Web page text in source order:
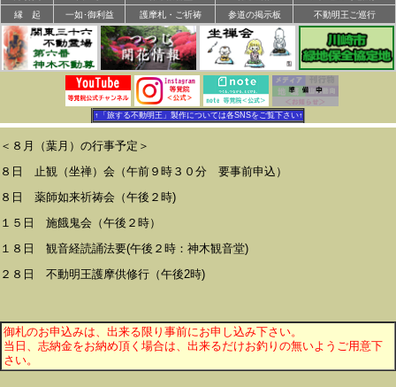
縁 起
一如･御利益 護摩札・ご祈祷 参道の掲示板 不動明王ご巡行
↑「旅する不動明王」製作については各SNSをご覧下さい↑
＜８月（葉月）の行事予定＞
８日 止観（坐禅）会（午前９時３０分 要事前申込）
８日 薬師如来祈祷会（午後２時)
１５日 施餓鬼会（午後２時）
１８日 観音経読誦法要(午後２時：神木観音堂)
２８日 不動明王護摩供修行（午後2時)
御札のお申込みは、出来る限り事前にお申し込み下さい。
当日、志納金をお納め頂く場合は、出来るだけお釣りの無いようご用意下
さい。